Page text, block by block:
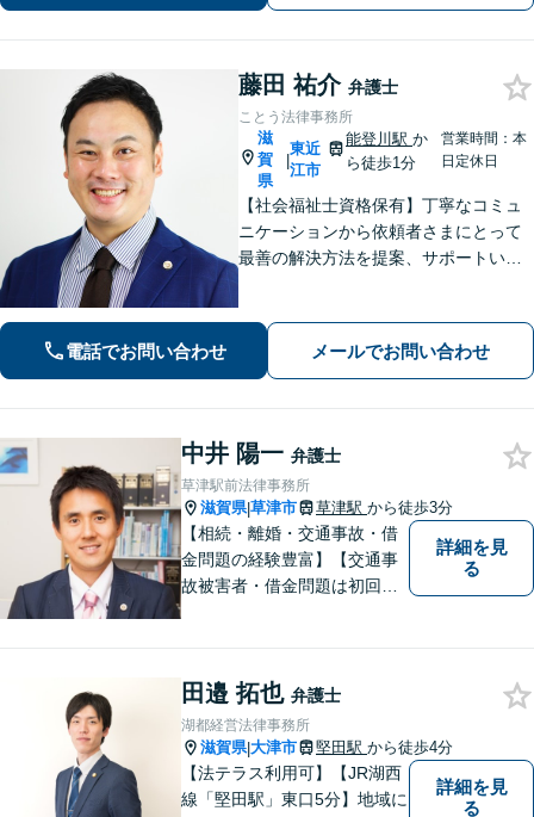
【相続】相続問題に関する経験多数、
遺産分割
藤田 祐介 弁護士
ことう法律事務所
滋
賀
県
|
東近
江市
能登川駅か
ら徒歩1分
営業時間：本
日定休日
【社会福祉士資格保有】丁寧なコミュ
ニケーションから依頼者さまにとって
最善の解決方法を提案、サポートいた
福祉や医療と連携し垣根を超えて解決
へと導きます。【休日、夜間対応可
電話でお問い合わせ メールでお問い合わせ
中井 陽一 弁護士
草津駅前法律事務所
滋賀県|草津市 草津駅 から徒歩3分
【相続・離婚・交通事故・借
金問題の経験豊富】【交通事
故被害者・借金問題は初回相
詳細を見
る
田邉 拓也 弁護士
湖都経営法律事務所
滋賀県|大津市 堅田駅 から徒歩4分
【法テラス利用可】【JR湖西
線「堅田駅」東口5分】地域に
詳細を見
る